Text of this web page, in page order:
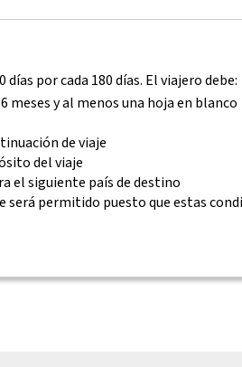
por cada 180 días. El viajero debe:
meses y al menos una hoja en blanco
de viaje
del viaje
el siguiente país de destino
será permitido puesto que estas